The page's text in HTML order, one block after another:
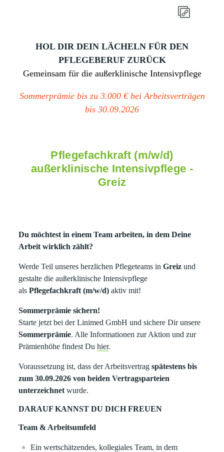
HOL DIR DEIN LÄCHELN FÜR DEN
PFLEGEBERUF ZURÜCK
Gemeinsam für die außerklinische Intensivpflege
Sommerprämie bis zu 3.000 € bei Arbeitsverträgen
bis 30.09.2026
Pflegefachkraft (m/w/d)
außerklinische Intensivpflege -
Greiz
Du möchtest in einem Team arbeiten, in dem Deine
Arbeit wirklich zählt?
Werde Teil unseres herzlichen Pflegeteams in Greiz und
gestalte die außerklinische Intensivpflege
alsPflegefachkraft (m/w/d) aktiv mit!
Sommerprämie sichern!
Starte jetzt bei der Linimed GmbH und sichere Dir unsere
Sommerprämie. Alle Informationen zur Aktion und zur
Prämienhöhe findest Duhier.
Voraussetzung ist, dass der Arbeitsvertragspätestens bis
zum 30.09.2026 von beiden Vertragsparteien
unterzeichnet wurde.
DARAUF KANNST DU DICH FREUEN
Team & Arbeitsumfeld
Ein wertschätzendes, kollegiales Team, in dem